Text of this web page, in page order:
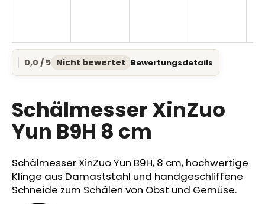
Die
durchschnittliche
ist
0,0
von
5
0,0 / 5 Nicht bewertet Bewertungsdetails
Schälmesser XinZuo
Yun B9H 8 cm
Schälmesser XinZuo Yun B9H, 8 cm, hochwertige
Klinge aus Damaststahl und handgeschliffene
Schneide zum Schälen von Obst und Gemüse.
SUCHEN
i
r
e
p
f
e